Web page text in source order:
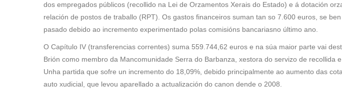
dos empregados públicos (recollido na Lei de Orzamentos Xerais do Estado) e á dotación
relación de postos de traballo (RPT). Os gastos financeiros suman tan so 7.600 euros, se
pasado debido ao incremento experimentado polas comisións bancariasno último ano.
O Capítulo IV (transferencias correntes) suma 559.744,62 euros e na súa maior parte vai
Brión como membro da Mancomunidade Serra do Barbanza, xestora do servizo de recollida
Unha partida que sofre un incremento do 18,09%, debido principalmente ao aumento das
auto xudicial, que levou aparellado a actualización do canon dende o 2008.